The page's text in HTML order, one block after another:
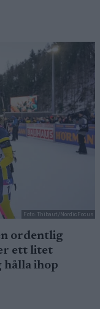
Foto: Thibaut/NordicFocus
ordentlig
ett litet
hålla ihop